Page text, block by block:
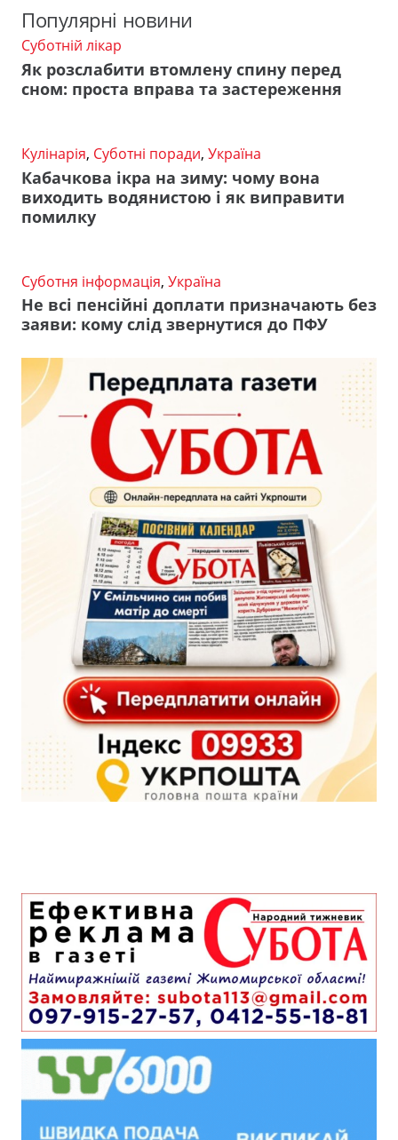
Популярні новини
Суботній лікар
Як розслабити втомлену спину перед
сном: проста вправа та застереження
Кулінарія, Суботні поради, Україна
Кабачкова ікра на зиму: чому вона
виходить водянистою і як виправити
помилку
Суботня інформація, Україна
Не всі пенсійні доплати призначають без
заяви: кому слід звернутися до ПФУ